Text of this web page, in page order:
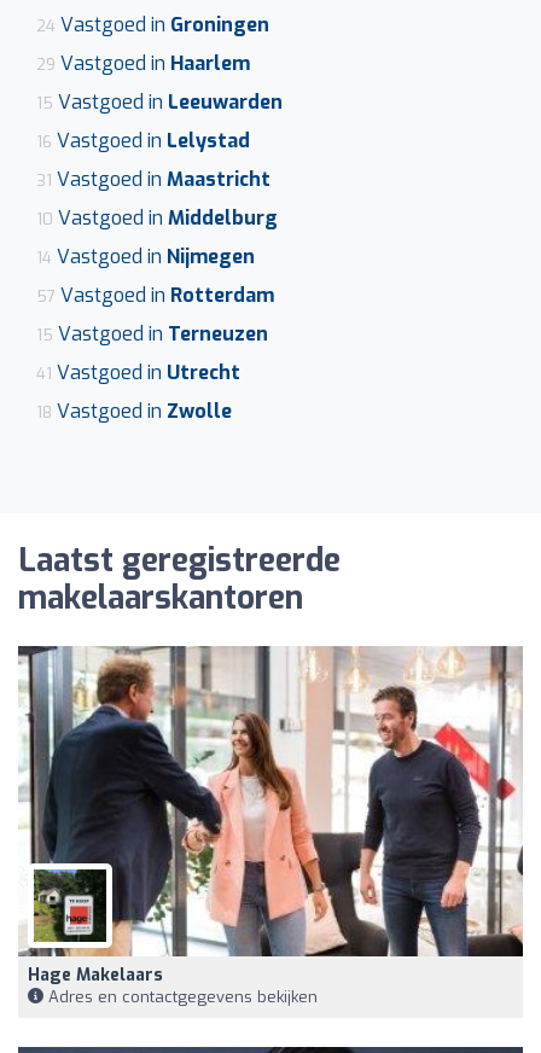
24 Vastgoed in Groningen
29 Vastgoed in Haarlem
15 Vastgoed in Leeuwarden
16 Vastgoed in Lelystad
31 Vastgoed in Maastricht
10 Vastgoed in Middelburg
14 Vastgoed in Nijmegen
57 Vastgoed in Rotterdam
15 Vastgoed in Terneuzen
41 Vastgoed in Utrecht
18 Vastgoed in Zwolle
Laatst geregistreerde
makelaarskantoren
Hage Makelaars
Adres en contactgegevens bekijken